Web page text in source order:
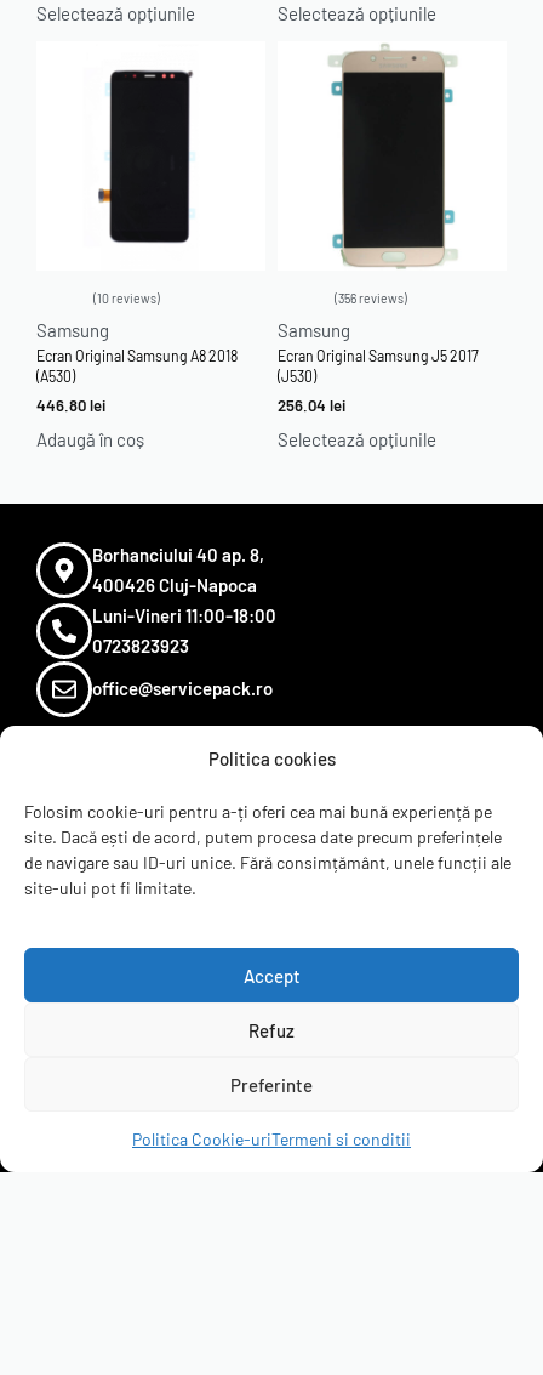
Politica cookies
Folosim cookie-uri pentru a-ți oferi cea mai bună experiență pe
site. Dacă ești de acord, putem procesa date precum preferințele
de navigare sau ID-uri unice. Fără consimțământ, unele funcții ale
site-ului pot fi limitate.
Accept
Refuz
Preferinte
Politica Cookie-uriTermeni si conditii
Selectează opțiunile Selectează opțiunile
10 reviews
Samsung
Ecran Original Samsung A8 2018
(A530)
446.80lei
Adaugă în coș
356 reviews
Samsung
Ecran Original Samsung J5 2017
(J530)
256.04 lei
Selectează opțiunile
Borhanciului 40 ap. 8,
400426 Cluj-Napoca
Luni-Vineri 11:00-18:00
0723823923
office@servicepack.ro
Termeni si conditii
Recenzii
Contact